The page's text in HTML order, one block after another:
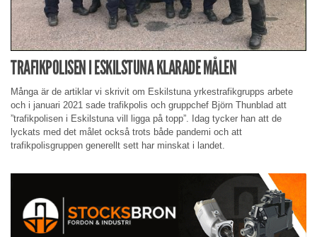
TRAFIKPOLISEN I ESKILSTUNA KLARADE MÅLEN
Många är de artiklar vi skrivit om Eskilstuna yrkestrafikgrupps arbete
och i januari 2021 sade trafikpolis och gruppchef Björn Thunblad att
”trafikpolisen i Eskilstuna vill ligga på topp”. Idag tycker han att de
lyckats med det målet också trots både pandemi och att
trafikpolisgruppen generellt sett har minskat i landet.